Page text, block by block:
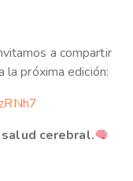
a compartir
próxima edición:
cerebral.